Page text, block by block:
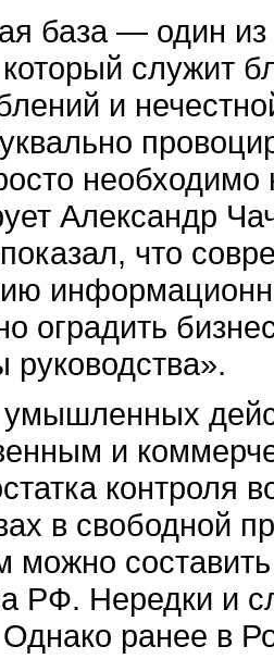
база — один
служит
и
Александр
что
оградить
руководства».
и
контроля
в свободной
можно
РФ. Нередки и
ранее в